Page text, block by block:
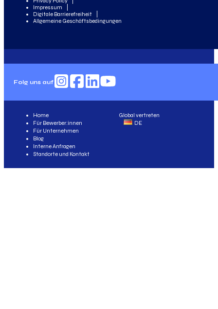
Impressum
Digitale Barrierefreiheit
Allgemeine Geschäftsbedingungen
Folg uns auf
Global vertreten
DE
Home
Für Bewerber:innen
Für Unternehmen
Blog
Interne Anfragen
Standorte und Kontakt